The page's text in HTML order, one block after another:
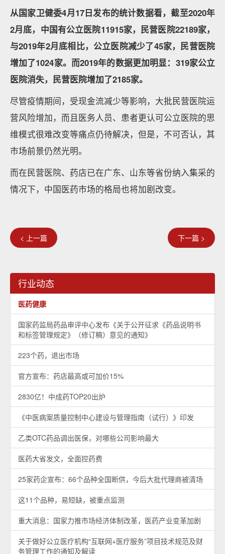
从国家卫健委4月17日发布的统计数据看，截至2020年
2月底，中国有公立医院11915家，民营医院22189家，
与2019年2月底相比，公立医院减少了45家，民营医院
增加了1024家。而2019年的数据更加明显：319家公立
医院消失，民营医院增加了2185家。
尽管疫情期间，受现金流减少等影响，大批民营医院运
营风险增加，而且医务人员、患者更认可公立医院的思
维模式很难改变等痛点仍待解决，但是，不可否认，其
市场前景仍然光明。
而在民营医院、药店已在广东、山东等省份纳入集采的
情况下，中国医药市场的格局也将加剧改变。
< 上一篇 下一篇 >
行业动态
医药健康
国家药监局药品审评中心发布《关于公开征求《药品说明书
和标签管理规定》（修订稿）意见的通知》
223个药，退出市场
官方宣布：药店最高或可加价15%
2830亿！中成药TOP20出炉
《中医病案质量控制中心建设与管理指南（试行）》印发
乙类OTC药品调出医保，对哪些公司影响最大
医药大省发文，全面控药费
25家药企宣布：66个品种全国断供，今后大批代理商被清场
这11个品种，易短缺，被重点监测
重大消息：国家力推市场经济体制改革，医药产业变革加剧
关于做好公立医疗机构“互联网+医疗服务”项目技术规范及财
务管理工作的通知及解读